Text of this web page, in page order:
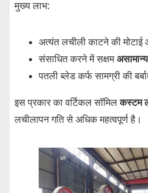
मुख्य लाभ:
अत्यंत लचीली काटने की मोटाई
संसाधित करने में सक्षम
पतली ब्लेड कर्फ सामग्री की
इस प्रकार का वर्टिकल सॉमिलकस्टम
लचीलापन गति से अधिक महत्वपूर्ण है।